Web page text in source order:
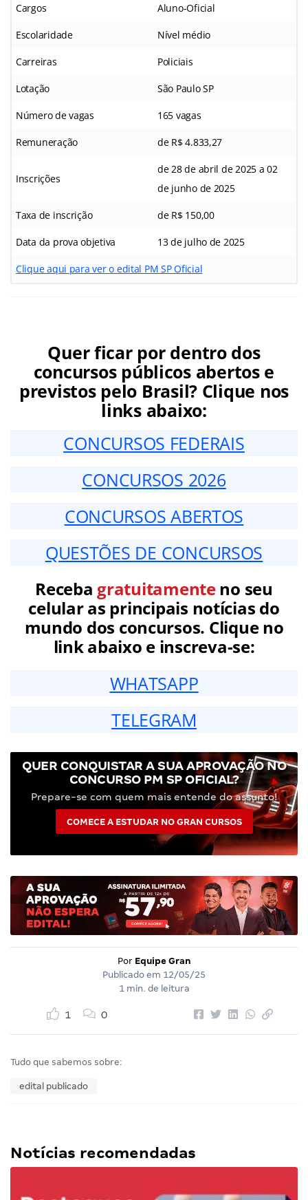
Cargos Aluno-Oficial
Escolaridade Nível médio
Carreiras Policiais
Lotação São Paulo SP
Número de vagas 165 vagas
Remuneração de R$ 4.833,27
Inscrições
de 28 de abril de 2025 a 02
de junho de 2025
Taxa de inscrição de R$ 150,00
Data da prova objetiva 13 de julho de 2025
Clique aqui para ver o edital PM SP Oficial
Quer ficar por dentro dos
concursos públicos abertos e
previstos pelo Brasil? Clique nos
links abaixo:
CONCURSOS FEDERAIS
CONCURSOS 2026
CONCURSOS ABERTOS
QUESTÕES DE CONCURSOS
Receba gratuitamenteno seu
celular as principais notícias do
mundo dos concursos. Clique no
link abaixo e inscreva-se:
WHATSAPP
TELEGRAM
QUER CONQUISTAR A SUA APROVAÇÃO NO
CONCURSO PM SP OFICIAL?
Prepare-se com quem mais entende do assunto!
COMECE A ESTUDAR NO GRAN CURSOS
Por Equipe Gran
Publicado em 12/05/25
1 min. de leitura
1 0
Tudo que sabemos sobre:
edital publicado
Notícias recomendadas